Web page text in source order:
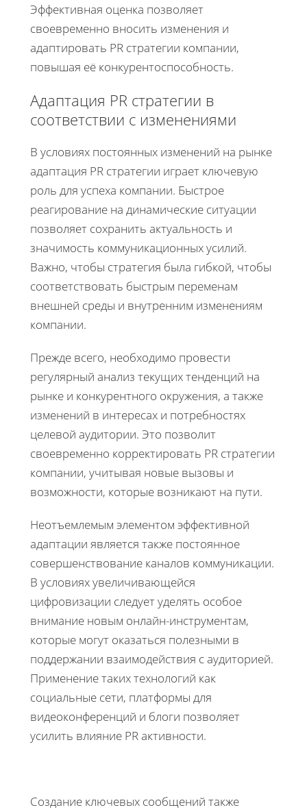
Эффективная оценка позволяет
своевременно вносить изменения и
адаптировать PR стратегии компании,
повышая её конкурентоспособность.
Адаптация PR стратегии в
соответствии с изменениями
В условиях постоянных изменений на рынке
адаптация PR стратегии играет ключевую
роль для успеха компании. Быстрое
реагирование на динамические ситуации
позволяет сохранить актуальность и
значимость коммуникационных усилий.
Важно, чтобы стратегия была гибкой, чтобы
соответствовать быстрым переменам
внешней среды и внутренним изменениям
компании.
Прежде всего, необходимо провести
регулярный анализ текущих тенденций на
рынке и конкурентного окружения, а также
изменений в интересах и потребностях
целевой аудитории. Это позволит
своевременно корректировать PR стратегии
компании, учитывая новые вызовы и
возможности, которые возникают на пути.
Неотъемлемым элементом эффективной
адаптации является также постоянное
совершенствование каналов коммуникации.
В условиях увеличивающейся
цифровизации следует уделять особое
внимание новым онлайн-инструментам,
которые могут оказаться полезными в
поддержании взаимодействия с аудиторией.
Применение таких технологий как
социальные сети, платформы для
видеоконференций и блоги позволяет
усилить влияние PR активности.
Создание ключевых сообщений также